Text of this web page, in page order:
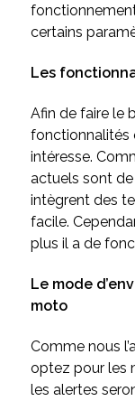
certains
Les
Afin de faire le
fonctionnalités
intéresse.
actuels sont
intègrent des
facile.
plus il a de
Le mode
moto
Comme nous
optez pour les
les alertes